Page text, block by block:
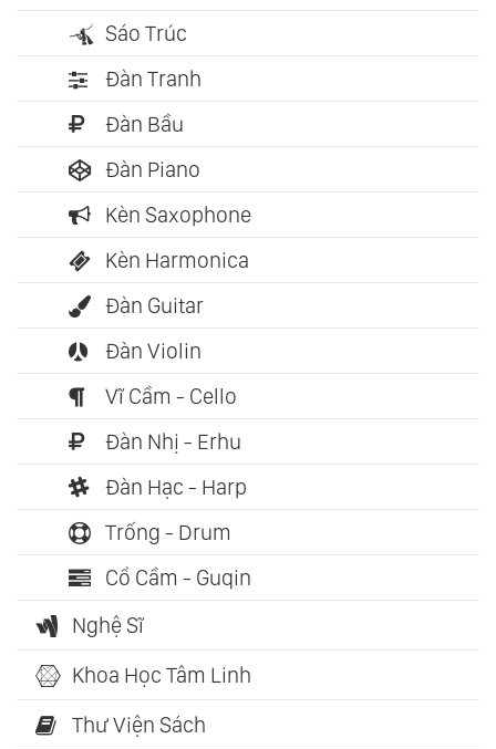
Sáo Trúc
Đàn Tranh
Đàn Bầu
Đàn Piano
Kèn Saxophone
Kèn Harmonica
Đàn Guitar
Đàn Violin
Vĩ Cầm - Cello
Đàn Nhị - Erhu
Đàn Hạc - Harp
Trống - Drum
Cổ Cầm - Guqin
Nghệ Sĩ
Khoa Học Tâm Linh
Thư Viện Sách